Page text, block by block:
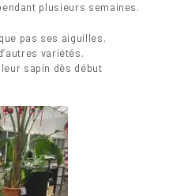
plusieurs semaines.
pas ses aiguilles.
variétés.
sapin dès début